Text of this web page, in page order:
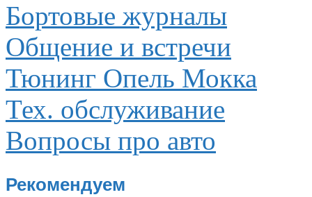
Бортовые журналы
Общение и встречи
Тюнинг Опель Мокка
Тех. обслуживание
Вопросы про авто
Рекомендуем